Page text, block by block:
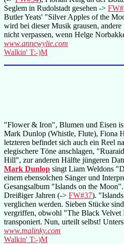
Seglem in Rudolstadt gesehen ->
Butler Yeats' "Silver Apples of the
wird bei dieser Musik grausen,
nicht verpassen, wenn Helge
www.annewylie.com
Walkin' T:-)M
"Flower & Iron", Blumen und Eisen
Mark Dunlop (Whistle, Flute), Fiona
letzteren befindet sich auch ein Reel
elegischere Töne anschlagen,
Hill", zur anderen Hälfte jüngeren
Mark Dunlop singt Liam Weldons
einem ebensolchen Sänger und
Gesangsalbum "Islands on the
Dreißiger Jahren (-> FW#37).
verglichen werden. Sieben Stücke
vergriffen, obwohl "The Black Velvet
transponiert. Nun, urteilt selbst!
www.malinky.com
Walkin' T:-)M